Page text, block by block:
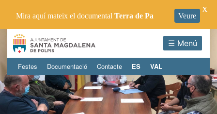
☰ Menú
Festes Documentació Contacte ES VAL
Mira aquí mateix el documental Terra de Pa Veure
X